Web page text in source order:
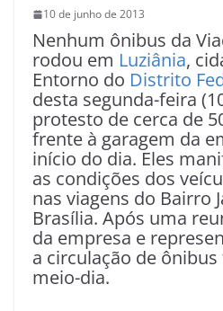
10 de junho de 2013
Nenhum ônibus da
rodou em Luziânia,
Entorno do Distrito
desta segunda-feira
protesto de cerca de
frente à garagem da
início do dia. Eles
as condições dos
nas viagens do Bairro
Brasília. Após uma
da empresa e
a circulação de
meio-dia.